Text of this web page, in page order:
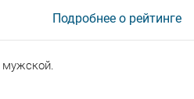
Подробнее о рейтинге
мужской.